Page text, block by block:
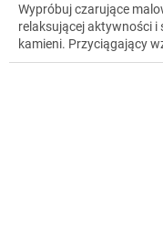
Wypróbuj czarujące
relaksującej aktywności i
kamieni. Przyciągający